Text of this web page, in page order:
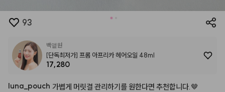
93
백앹원
[단독최저가] 프롬 아프리카 헤어오일 48ml
17,280
luna pouch 가볍게 머릿결 관리하기를 원한다면 추천합니다.🤎